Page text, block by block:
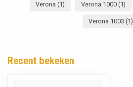
Verona (1) Verona 1000 (1)
Verona 1003 (1)
Recent bekeken